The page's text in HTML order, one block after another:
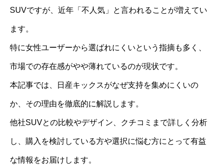
SUVですが、近年「不人気」と言われることが増えてい
ます。
特に女性ユーザーから選ばれにくいという指摘も多く、
市場での存在感がやや薄れているのが現状です。
本記事では、日産キックスがなぜ支持を集めにくいの
か、その理由を徹底的に解説します。
他社SUVとの比較やデザイン、クチコミまで詳しく分析
し、購入を検討している方や選択に悩む方にとって有益
な情報をお届けします。